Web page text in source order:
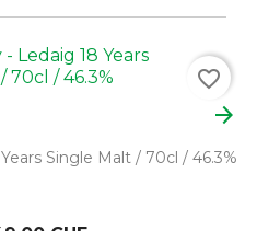
arrow_forward
Single Malt / 70cl / 46.3%
favorite_border